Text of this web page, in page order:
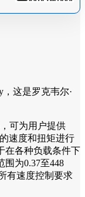
这是罗克韦尔·
可为用户提供
速度和扭矩进行
在各种负载条件下
为0.37至448
有速度控制要求